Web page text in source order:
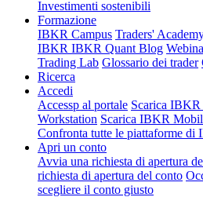
Investimenti sostenibili
Formazione
IBKR Campus Traders'
IBKR IBKR Quant Blog
Trading Lab Glossario dei trader
Ricerca
Accedi
Accessp al portale Scarica
Workstation Scarica IBKR
Confronta tutte le piattaforme di
Apri un conto
Avvia una richiesta di apertura
richiesta di apertura del conto
scegliere il conto giusto